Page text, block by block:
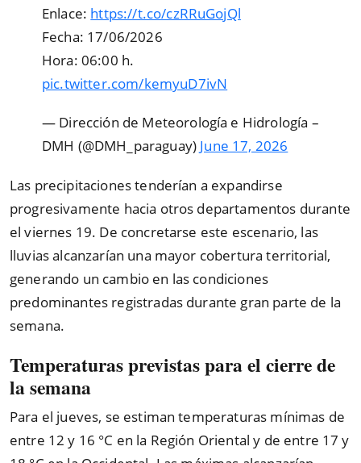
Enlace: https://t.co/czRRuGojQl
Fecha: 17/06/2026
Hora: 06:00 h.
pic.twitter.com/kemyuD7ivN
— Dirección de Meteorología e Hidrología –
DMH (@DMH_paraguay) June 17, 2026
Las precipitaciones tenderían a expandirse
progresivamente hacia otros departamentos durante
el viernes 19. De concretarse este escenario, las
lluvias alcanzarían una mayor cobertura territorial,
generando un cambio en las condiciones
predominantes registradas durante gran parte de la
semana.
Temperaturas previstas para el cierre de
la semana
Para el jueves, se estiman temperaturas mínimas de
entre 12 y 16 °C en la Región Oriental y de entre 17 y